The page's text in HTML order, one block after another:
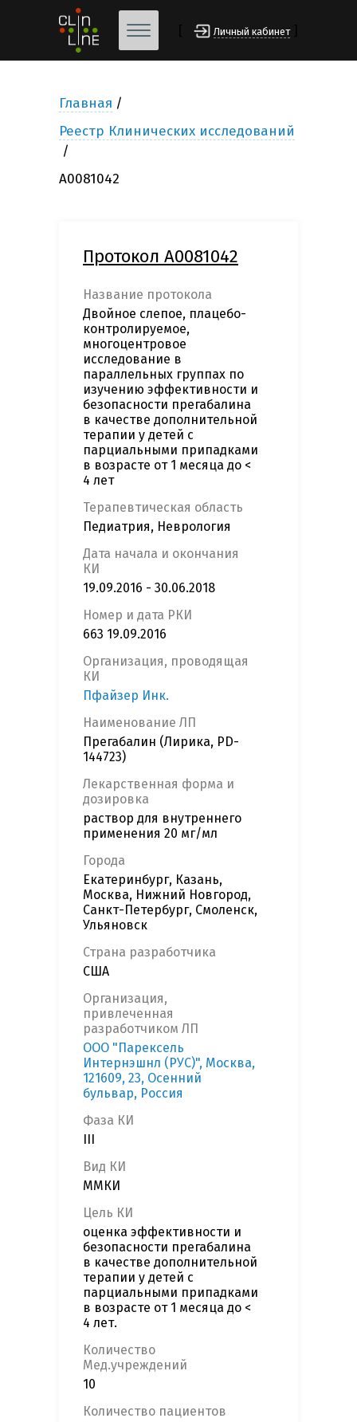
Личный кабинет
Главная
Реестр Клинических исследований
А0081042
Протокол А0081042
Название протокола
Двойное слепое, плацебо-
контролируемое,
многоцентровое
исследование в
параллельных группах по
изучению эффективности и
безопасности прегабалина
в качестве дополнительной
терапии у детей с
парциальными припадками
в возрасте от 1 месяца до <
4 лет
Терапевтическая область
Педиатрия, Неврология
Дата начала и окончания
КИ
19.09.2016 - 30.06.2018
Номер и дата РКИ
663 19.09.2016
Организация, проводящая
КИ
Пфайзер Инк.
Наименование ЛП
Прегабалин (Лирика, PD-
144723)
Лекарственная форма и
дозировка
раствор для внутреннего
применения 20 мг/мл
Города
Екатеринбург, Казань,
Москва, Нижний Новгород,
Санкт-Петербург, Смоленск,
Ульяновск
Страна разработчика
США
Организация,
привлеченная
разработчиком ЛП
ООО "Парексель
Интернэшнл (РУС)", Москва,
121609, 23, Осенний
бульвар, Россия
Фаза КИ
Вид КИ
ММКИ
Цель КИ
оценка эффективности и
безопасности прегабалина
в качестве дополнительной
терапии у детей с
парциальными припадками
в возрасте от 1 месяца до <
4 лет.
Количество
Мед.учреждений
10
Количество пациентов